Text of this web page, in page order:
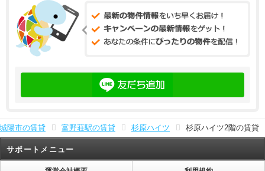
城陽市の賃貸 富野荘駅の賃貸 杉原ハイツ 杉原ハイツ2階の賃貸
サポートメニュー